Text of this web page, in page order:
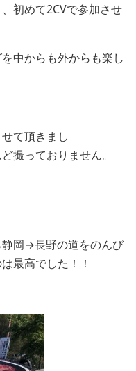
初めて2CVで参加させ
中からも外からも楽し
て頂きまし
撮っておりません。
岡→長野の道をのんび
最高でした！！